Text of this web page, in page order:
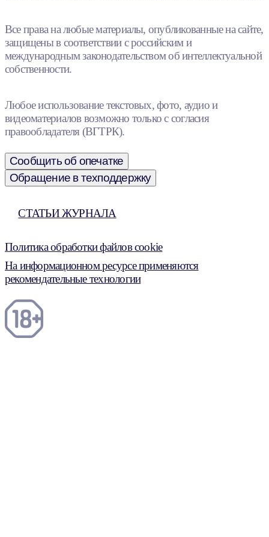
Все права на любые материалы, опубликованные на сайте,
защищены в соответствии с российским и
международным законодательством об интеллектуальной
собственности.
Любое использование текстовых, фото, аудио и
видеоматериалов возможно только с согласия
правообладателя (ВГТРК).
Сообщить об опечатке
Обращение в техподдержку
СТАТЬИ ЖУРНАЛА
Политика обработки файлов cookie
На информационном ресурсе применяются
рекомендательные технологии